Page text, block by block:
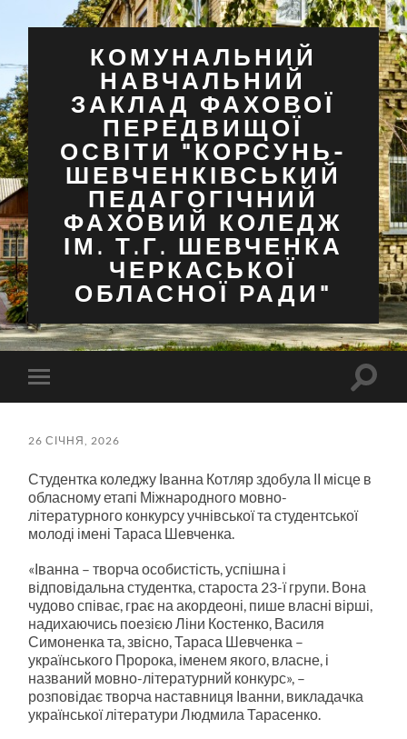
КОМУНАЛЬНИЙ
НАВЧАЛЬНИЙ
ЗАКЛАД ФАХОВОЇ
ПЕРЕДВИЩОЇ
ОСВІТИ "КОРСУНЬ-
ШЕВЧЕНКІВСЬКИЙ
ПЕДАГОГІЧНИЙ
ФАХОВИЙ КОЛЕДЖ
ІМ. Т.Г. ШЕВЧЕНКА
ЧЕРКАСЬКОЇ
ОБЛАСНОЇ РАДИ"
Перемкнути
мобільне
26 СІЧНЯ, 2026
Студентка коледжу Іванна Котляр здобула ІІ місце в
обласному етапі Міжнародного мовно-
літературного конкурсу учнівської та студентської
молоді імені Тараса Шевченка.
«Іванна – творча особистість, успішна і
відповідальна студентка, староста 23-ї групи. Вона
чудово співає, грає на акордеоні, пише власні вірші,
надихаючись поезією Ліни Костенко, Василя
Симоненка та, звісно, Тараса Шевченка –
українського Пророка, іменем якого, власне, і
названий мовно-літературний конкурс», –
розповідає творча наставниця Іванни, викладачка
української літератури Людмила Тарасенко.